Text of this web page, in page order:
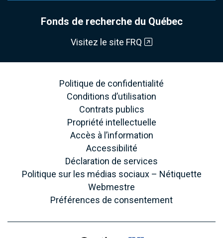
Fonds de recherche du Québec
Visitez le site FRQ
Politique de confidentialité
Conditions d’utilisation
Contrats publics
Propriété intellectuelle
Accès à l’information
Accessibilité
Déclaration de services
Politique sur les médias sociaux – Nétiquette
Webmestre
Préférences de consentement